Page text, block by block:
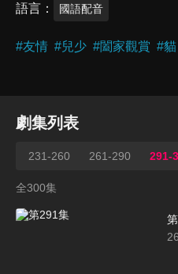
語言 國語配音
#友情 #兒少 #闔家觀賞 #貓
劇集列表
231-260 261-290 291-
全300集
26